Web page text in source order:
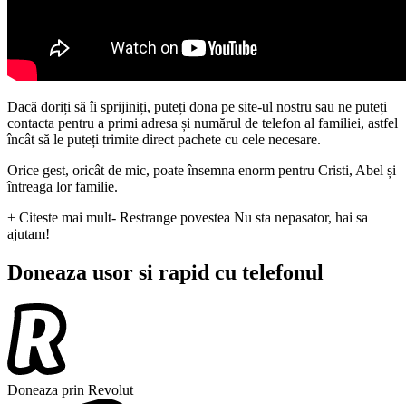
Dacă doriți să îi sprijiniți, puteți dona pe site-ul nostru sau ne puteți
contacta pentru a primi adresa și numărul de telefon al familiei, astfel
încât să le puteți trimite direct pachete cu cele necesare.
Orice gest, oricât de mic, poate însemna enorm pentru Cristi, Abel și
întreaga lor familie.
+ Citeste mai mult- Restrange povestea Nu sta nepasator, hai sa
ajutam!
Doneaza usor si rapid cu telefonul
Doneaza prin Revolut